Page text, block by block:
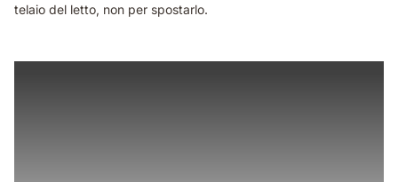
telaio del letto, non per spostarlo.